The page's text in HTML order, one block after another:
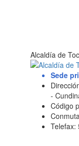
Alcaldía de
Sede
-
Código
Telefax: